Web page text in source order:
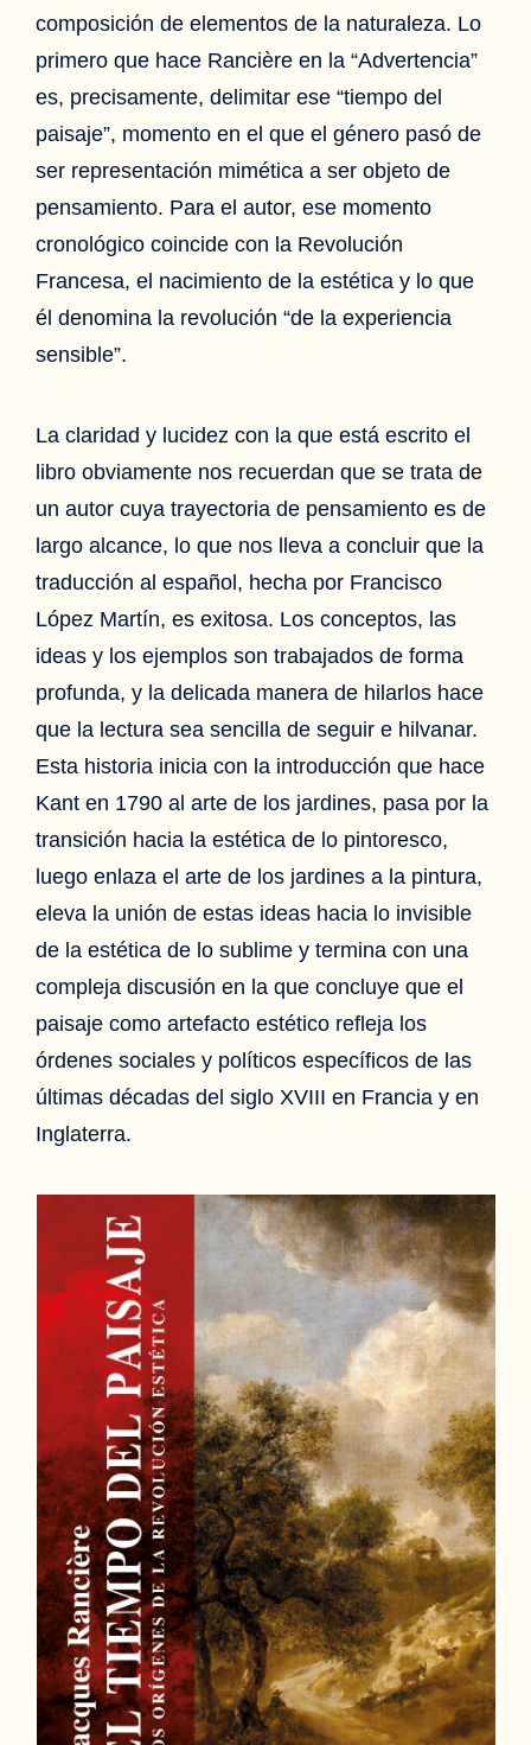
composición de elementos de la naturaleza. Lo
primero que hace Rancière en la “Advertencia”
es, precisamente, delimitar ese “tiempo del
paisaje”, momento en el que el género pasó de
ser representación mimética a ser objeto de
pensamiento. Para el autor, ese momento
cronológico coincide con la Revolución
Francesa, el nacimiento de la estética y lo que
él denomina la revolución “de la experiencia
sensible”.
La claridad y lucidez con la que está escrito el
libro obviamente nos recuerdan que se trata de
un autor cuya trayectoria de pensamiento es de
largo alcance, lo que nos lleva a concluir que la
traducción al español, hecha por Francisco
López Martín, es exitosa. Los conceptos, las
ideas y los ejemplos son trabajados de forma
profunda, y la delicada manera de hilarlos hace
que la lectura sea sencilla de seguir e hilvanar.
Esta historia inicia con la introducción que hace
Kant en 1790 al arte de los jardines, pasa por la
transición hacia la estética de lo pintoresco,
luego enlaza el arte de los jardines a la pintura,
eleva la unión de estas ideas hacia lo invisible
de la estética de lo sublime y termina con una
compleja discusión en la que concluye que el
paisaje como artefacto estético refleja los
órdenes sociales y políticos específicos de las
últimas décadas del siglo XVIII en Francia y en
Inglaterra.